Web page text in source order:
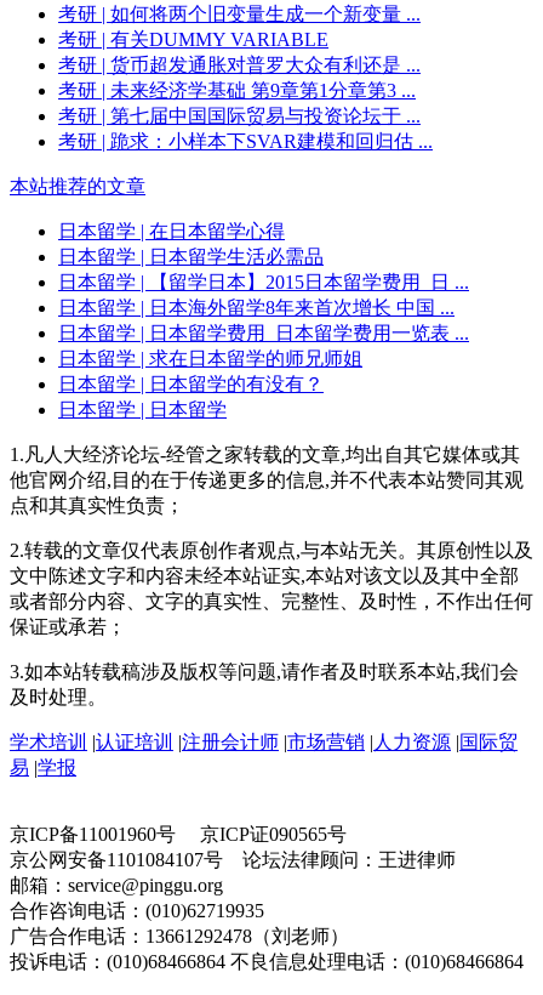
考研 | 如何将两个旧变量生成一个新变量 ...
考研 | 有关DUMMY VARIABLE
考研 | 货币超发通胀对普罗大众有利还是 ...
考研 | 未来经济学基础 第9章第1分章第3 ...
考研 | 第七届中国国际贸易与投资论坛于 ...
考研 | 跪求：小样本下SVAR建模和回归估 ...
本站推荐的文章
日本留学 | 在日本留学心得
日本留学 | 日本留学生活必需品
日本留学 | 【留学日本】2015日本留学费用_日 ...
日本留学 | 日本海外留学8年来首次增长 中国 ...
日本留学 | 日本留学费用_日本留学费用一览表 ...
日本留学 | 求在日本留学的师兄师姐
日本留学 | 日本留学的有没有？
日本留学 | 日本留学
1.凡人大经济论坛-经管之家转载的文章,均出自其它媒体或其
他官网介绍,目的在于传递更多的信息,并不代表本站赞同其观
点和其真实性负责；
2.转载的文章仅代表原创作者观点,与本站无关。其原创性以及
文中陈述文字和内容未经本站证实,本站对该文以及其中全部
或者部分内容、文字的真实性、完整性、及时性，不作出任何
保证或承若；
3.如本站转载稿涉及版权等问题,请作者及时联系本站,我们会
及时处理。
学术培训 |认证培训 |注册会计师 |市场营销 | 人力资源 |国际贸
易 |学报
京ICP备11001960号 京ICP证090565号
京公网安备1101084107号 论坛法律顾问：王进律师
邮箱：service@pinggu.org
合作咨询电话：(010)62719935
广告合作电话：13661292478（刘老师）
投诉电话：(010)68466864 不良信息处理电话：(010)68466864